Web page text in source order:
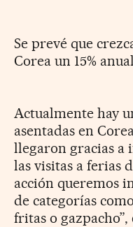
Se prevé que
Corea un 15%
Actualmente hay
asentadas en
llegaron gracias a
las visitas a ferias
acción queremos
de categorías
fritas o